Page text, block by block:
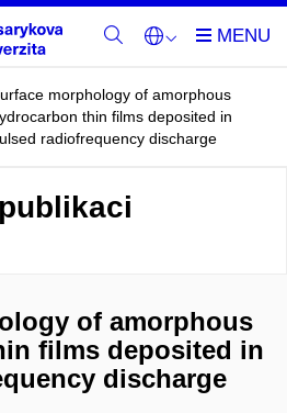
morphology of amorphous
thin films deposited in
radiofrequency discharge
of amorphous
films deposited in
discharge